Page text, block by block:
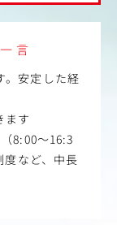
言
安定した経
ます
8:00～16:3
など、中長